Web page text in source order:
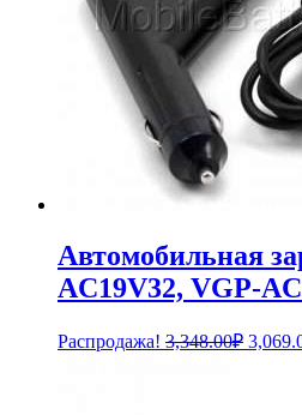
Автомобильная
AC19V32, VGP-
Распродажа! 3,348.00₽